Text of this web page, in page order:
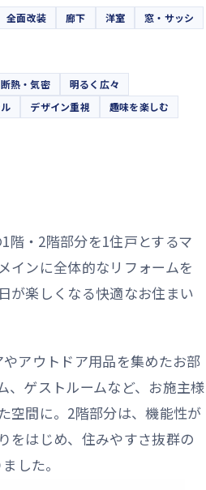
全面改装 廊下 洋室
窓・サッシ
断熱・気密
明るく広々
デザイン重視 趣味を楽しむ
階・2階部分を1住戸とするマ
インに全体的なリフォームを
が楽しくなる快適なお住まい
アウトドア用品を集めたお部
、ゲストルームなど、お施主様
空間に。2階部分は、機能性が
をはじめ、住みやすさ抜群の
した。